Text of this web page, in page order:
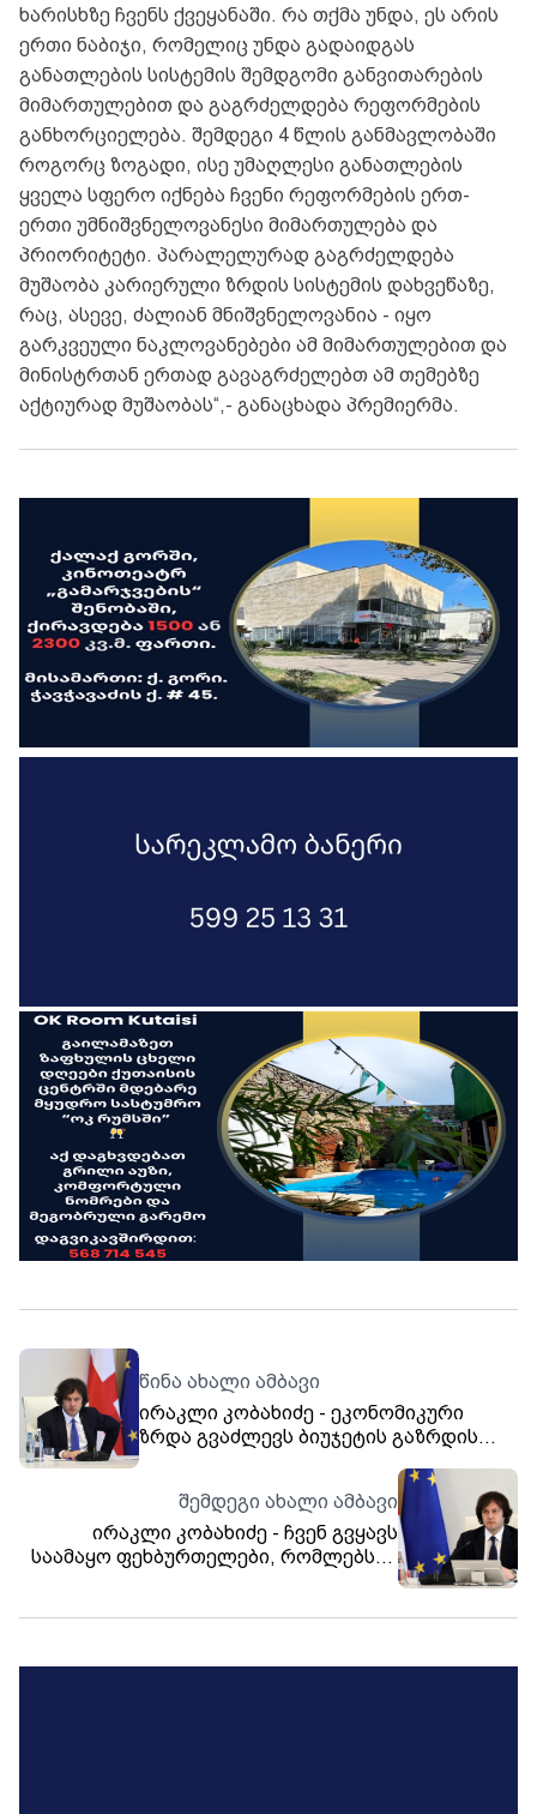
ხარისხზე ჩვენს ქვეყანაში. რა თქმა უნდა, ეს არის
ერთი ნაბიჯი, რომელიც უნდა გადაიდგას
განათლების სისტემის შემდგომი განვითარების
მიმართულებით და გაგრძელდება რეფორმების
განხორციელება. შემდეგი 4 წლის განმავლობაში
როგორც ზოგადი, ისე უმაღლესი განათლების
ყველა სფერო იქნება ჩვენი რეფორმების ერთ-
ერთი უმნიშვნელოვანესი მიმართულება და
პრიორიტეტი. პარალელურად გაგრძელდება
მუშაობა კარიერული ზრდის სისტემის დახვეწაზე,
რაც, ასევე, ძალიან მნიშვნელოვანია - იყო
გარკვეული ნაკლოვანებები ამ მიმართულებით და
მინისტრთან ერთად გავაგრძელებთ ამ თემებზე
აქტიურად მუშაობას“,- განაცხადა პრემიერმა.
წინა ახალი ამბავი
ირაკლი კობახიძე - ეკონომიკური
ზრდა გვაძლევს ბიუჯეტის გაზრდის
ცვლილებები ბიუჯეტში და წელს
დაგვემატება 360 მილიონი ლარი
შემდეგი ახალი ამბავი
ირაკლი კობახიძე - ჩვენ გვყავს
საამაყო ფეხბურთელები, რომლებსაც